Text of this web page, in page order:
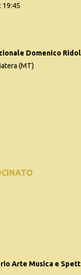
19:45
Domenico
(MT)
Arte Musica e